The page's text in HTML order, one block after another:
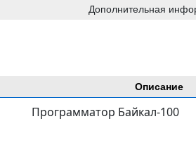
Описание
Программатор Байкал-100
Дополнительная